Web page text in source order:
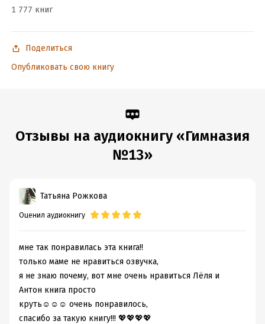
1 777 книг
Поделиться
Опубликовать свою книгу
Отзывы на аудиокнигу «Гимназия
№13»
Татьяна Рожкова
Оценил аудиокнигу
мне так понравилась эта книга!!
только маме не нравиться озвучка,
я не знаю почему, вот мне очень нравиться Лёля и
Антон книга просто
круть☺️☺️☺️ очень понравилось,
спасибо за такую книгу!!! 💖💖💖💖